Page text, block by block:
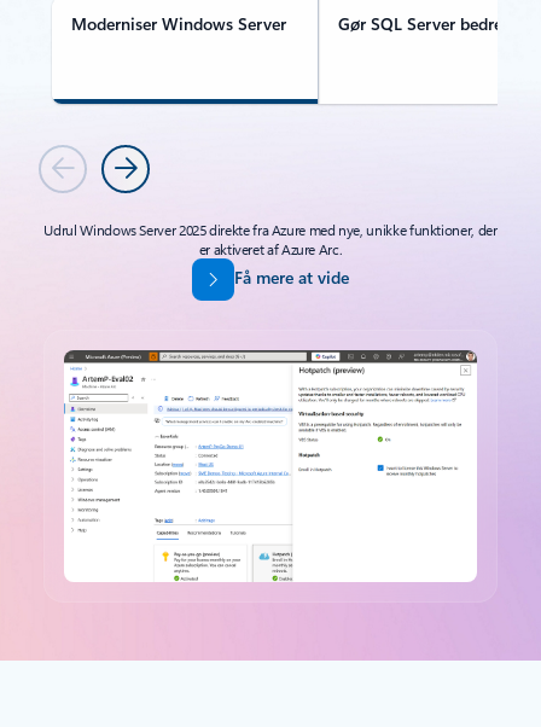
Moderniser Windows Server Gør SQL Server bedre
Forrige Næste
Udrul Windows Server 2025 direkte fra Azure med nye, unikke funktioner, der
er aktiveret af Azure Arc.
Få mere at vide